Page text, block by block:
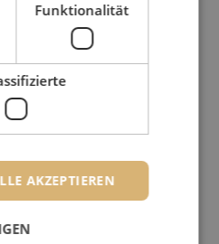
Funktionalität
AKZEPTIEREN